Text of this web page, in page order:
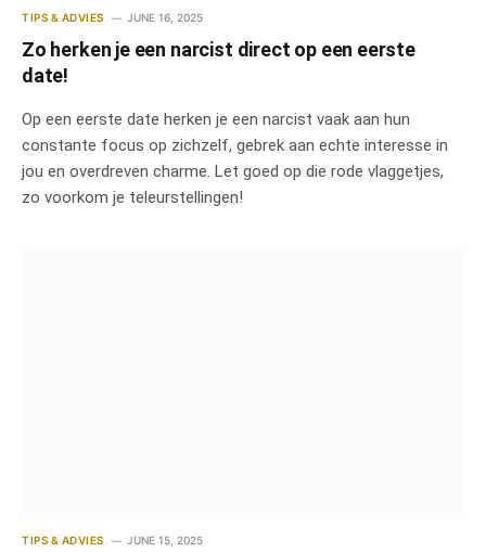
TIPS & ADVIES JUNE 16, 2025
Zo herken je een narcist direct op een eerste
date!
Op een eerste date herken je een narcist vaak aan hun
constante focus op zichzelf, gebrek aan echte interesse in
jou en overdreven charme. Let goed op die rode vlaggetjes,
zo voorkom je teleurstellingen!
TIPS & ADVIES JUNE 15, 2025